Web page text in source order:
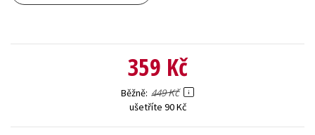
359 Kč
Běžně 449 Kč
ušetříte 90 Kč